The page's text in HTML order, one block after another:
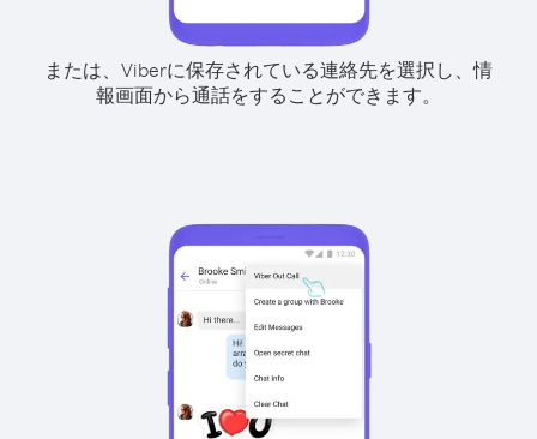
または、Viberに保存されている連絡先を選択し、情
報画面から通話をすることができます。